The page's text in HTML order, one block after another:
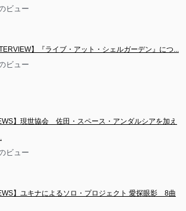
ビュー
】『ライブ・アット・シェルガーデン』につ...
ビュー
】現世協会　佐田・スペース・アンダルシアを加え
ビュー
】ユキナによるソロ・プロジェクト 愛探眼影　8曲